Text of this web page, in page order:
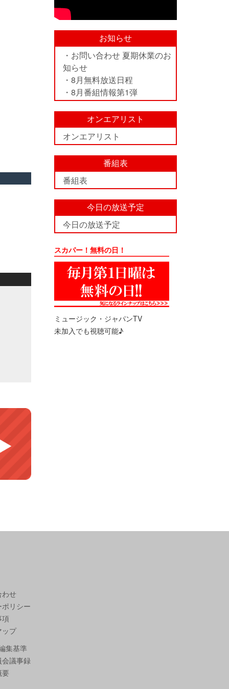
お知らせ
・お問い合わせ 夏期休業のお
知らせ
・8月無料放送日程
・8月番組情報第1弾
オンエアリスト
オンエアリスト
番組表
番組表
今日の放送予定
今日の放送予定
スカパー！無料の日！
ミュージック・ジャパンTV
未加入でも視聴可能♪
わせ
リシー
項
ップ
集基準
議事録
要